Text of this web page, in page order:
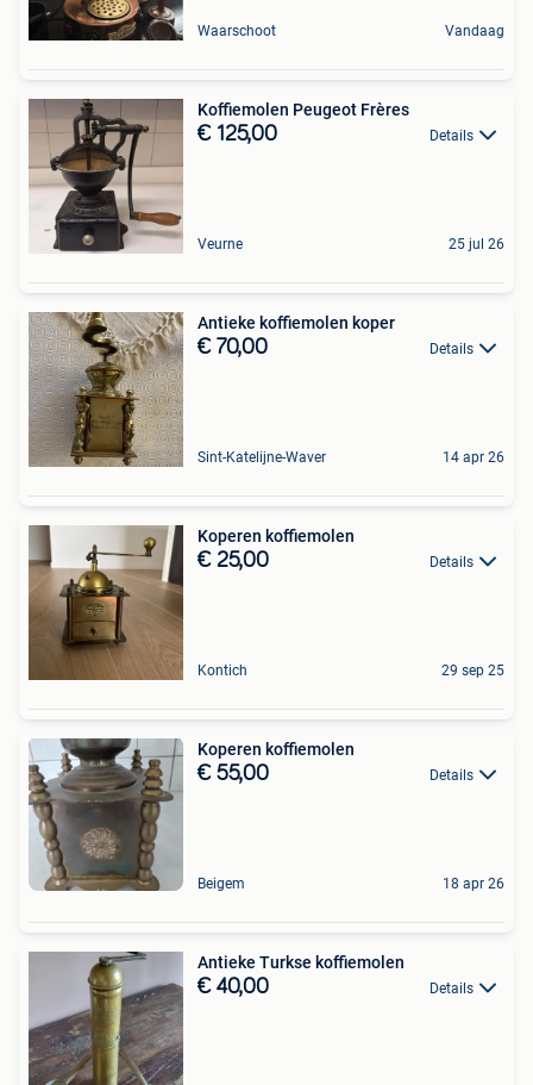
Waarschoot Vandaag
Koffiemolen Peugeot Frères
€ 125,00 Details
Veurne 25 jul 26
Antieke koffiemolen koper
€ 70,00 Details
Sint-Katelijne-Waver 14 apr 26
Koperen koffiemolen
€ 25,00 Details
Kontich 29 sep 25
Koperen koffiemolen
€ 55,00 Details
Beigem 18 apr 26
Antieke Turkse koffiemolen
€ 40,00 Details